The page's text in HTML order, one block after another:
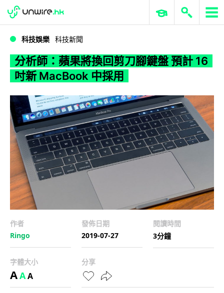
WWDC 2026 ERP 與商業 AI
科技娛樂 科技新聞
分析師：蘋果將換回剪刀腳鍵盤 預計 16
吋新 MacBook 中採用
作者
Ringo
發佈日期
2019-07-27
閱讀時間
3分鐘
字體大小
AAA
分享